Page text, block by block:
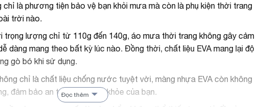
chỉ là phương tiện bảo vệ bạn khỏi mưa mà còn là phụ kiện thời trang
trời nào.
trọng lượng chỉ từ 110g đến 140g, áo mưa thời trang không gây cảm
dàng mang theo bất kỳ lúc nào. Đồng thời, chất liệu EVA mang lại độ
gò bó khi sử dụng.
chỉ là chất liệu chống nước tuyệt vời, màng nhựa EVA còn không
đảm bảo an toàn cho sức khỏe của bạn.
Đọc thêm